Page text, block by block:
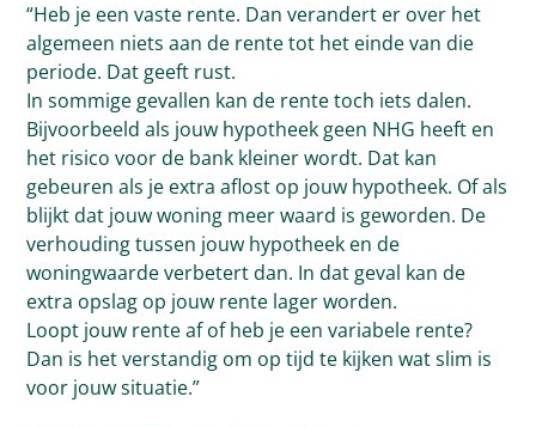
“Heb je een vaste rente. Dan verandert er over het
algemeen niets aan de rente tot het einde van die
periode. Dat geeft rust.
In sommige gevallen kan de rente toch iets dalen.
Bijvoorbeeld als jouw hypotheek geen NHG heeft en
het risico voor de bank kleiner wordt. Dat kan
gebeuren als je extra aflost op jouw hypotheek. Of als
blijkt dat jouw woning meer waard is geworden. De
verhouding tussen jouw hypotheek en de
woningwaarde verbetert dan. In dat geval kan de
extra opslag op jouw rente lager worden.
Loopt jouw rente af of heb je een variabele rente?
Dan is het verstandig om op tijd te kijken wat slim is
voor jouw situatie.”